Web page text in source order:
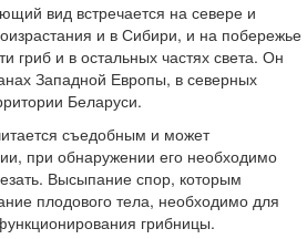
вид встречается на севере и
и в Сибири, и на побережье
гриб и в остальных частях света. Он
Западной Европы, в северных
Беларуси.
съедобным и может
при обнаружении его необходимо
Высыпание спор, которым
плодового тела, необходимо для
грибницы.